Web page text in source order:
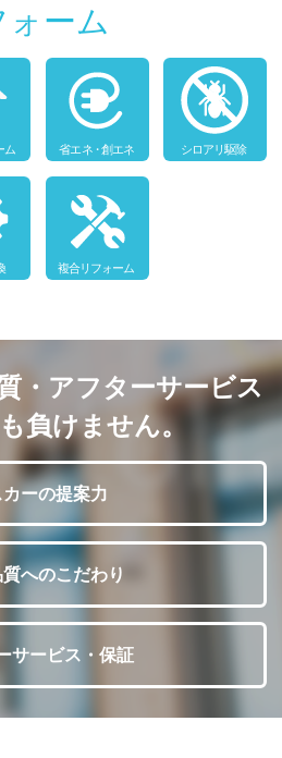
ーム
・アフターサービス
負けません。
ーの提案力
へのこだわり
サービス・保証